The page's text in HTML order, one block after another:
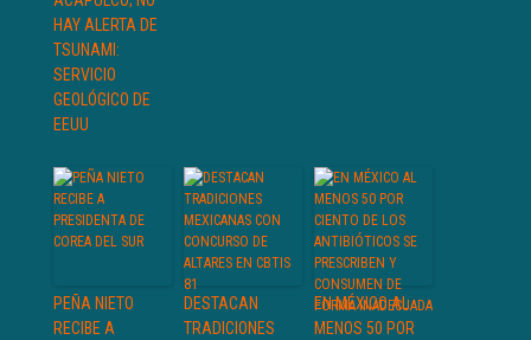
HAY ALERTA DE
TSUNAMI:
SERVICIO
GEOLÓGICO DE
EEUU
PEÑA NIETO
RECIBE A
DESTACAN
TRADICIONES
EN MÉXICO AL
MENOS 50 POR